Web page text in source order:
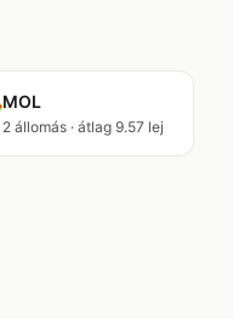
MOL
2 állomás · átlag 9.57 lej